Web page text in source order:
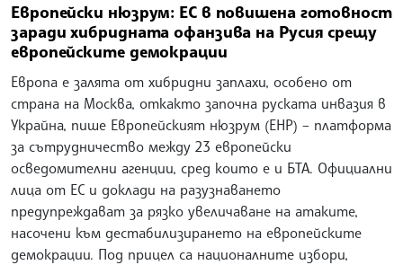
Европейски нюзрум: ЕС в повишена готовност
заради хибридната офанзива на Русия срещу
европейските демокрации
Европа е залята от хибридни заплахи, особено от
страна на Москва, откакто започна руската инвазия в
Украйна, пише Европейският нюзрум (ЕНР) – платформа
за сътрудничество между 23 европейски
осведомителни агенции, сред които е и БТА. Официални
лица от ЕС и доклади на разузнаването
предупреждават за рязко увеличаване на атаките,
насочени към дестабилизирането на европейските
демокрации. Под прицел са националните избори,